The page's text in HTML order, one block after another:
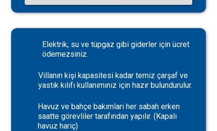
Elektrik, su ve tüpgaz gibi giderler için ücret
ödemezsiniz.
Villanın kişi kapasitesi kadar temiz çarşaf ve
yastık kılıfı kullanımınız için hazır bulundurulur.
Havuz ve bahçe bakımları her sabah erken
saatte görevliler tarafından yapılır. (Kapalı
havuz hariç)